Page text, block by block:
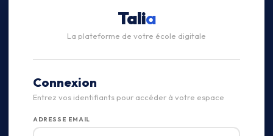
Talia
La plateforme de votre école digitale
Connexion
Entrez vos identifiants pour accéder à votre espace
ADRESSE EMAIL